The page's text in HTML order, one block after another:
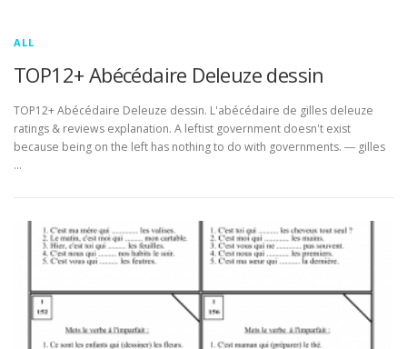
ALL
TOP12+ Abécédaire Deleuze dessin
TOP12+ Abécédaire Deleuze dessin. L'abécédaire de gilles deleuze
ratings & reviews explanation. A leftist government doesn't exist
because being on the left has nothing to do with governments. ― gilles
…